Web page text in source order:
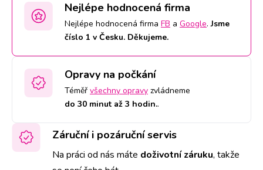
Nejlépe hodnocená firma
Nejlépe hodnocená firma FB a Google.Jsme
číslo 1 v Česku. Děkujeme.
Opravy na počkání
Téměř všechny opravy zvládneme
do 30 minut až 3 hodin..
Záruční i pozáruční servis
Na práci od nás máte doživotní záruku, takže